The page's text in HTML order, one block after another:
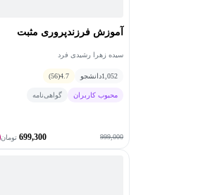
آموزش فرزندپروری مثبت
سیده زهرا رشیدی فرد
1,052دانشجو 4.7
(56)
محبوب کاربران گواهی‌نامه
999,000
699,300 تومان